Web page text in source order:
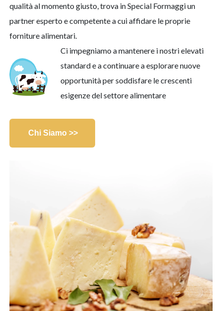
qualità al momento giusto, trova in Special Formaggi un
partner esperto e competente a cui affidare le proprie
forniture alimentari.
Ci impegniamo a mantenere i nostri elevati
standard e a continuare a esplorare nuove
opportunità per soddisfare le crescenti
esigenze del settore alimentare
Chi Siamo >>